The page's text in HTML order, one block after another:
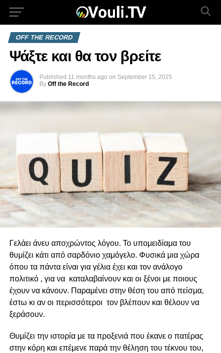
OFF THE RECORD
Ψάξτε και θα τον βρείτε
Published 11 months ago on September 15, 2025
By Off the Record
Γελάει άνευ αποχρώντος λόγου. Το υπομειδίαμα του
θυμίζει κάτι από σαρδόνιο χαμόγελο. Φυσικά μια χώρα
όπου τα πάντα είναι για γέλια έχει και τον ανάλογο
πολιτικό , για να καταλαβαίνουν και οι ξένοι με ποιους
έχουν να κάνουν. Παραμένει στην θέση του από πείσμα,
έστω κι αν οι περισσότεροι τον βλέπουν και θέλουν να
ξεράσουν.
Θυμίζει την ιστορία με τα προξενιά που έκανε ο πατέρας
στην κόρη και επέμενε παρά την θέληση του τέκνου του,